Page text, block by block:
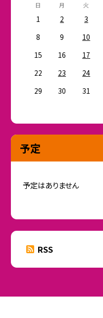
日 月 火
1 2 3
8
9 10
15
16 17
22
23 24
29
30 31
予定
予定はありません
RSS